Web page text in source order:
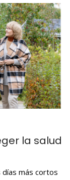
la salud
días más cortos